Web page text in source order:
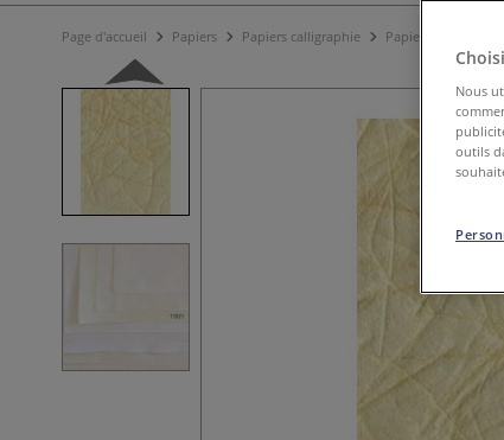
Page d'accueil Papiers Papiers calligraphie Papiers du Japon
Nous
outils